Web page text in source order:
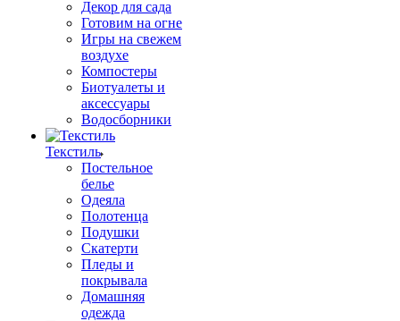
Декор для сада
Готовим на огне
Игры на свежем
воздухе
Компостеры
Биотуалеты и
аксессуары
Водосборники
Текстиль
Постельное
белье
Одеяла
Полотенца
Подушки
Скатерти
Пледы и
покрывала
Домашняя
одежда